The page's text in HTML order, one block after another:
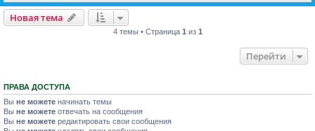
Новая тема
4 темы • Страница 1 из 1
Перейти
ПРАВА ДОСТУПА
Вы не можете начинать темы
Вы не можете отвечать на сообщения
Вы не можете редактировать свои сообщения